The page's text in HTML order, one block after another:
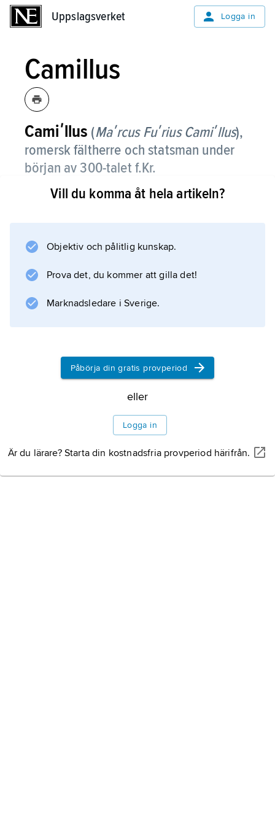
Uppslagsverket Logga in
Camillus
Camiʹllus (Maʹrcus Fuʹrius Camiʹllus),
romersk fältherre och statsman under
början av 300-talet f.Kr.
Källorna om C. är osäkra; beskrivningen av
396 och därefter Falerii. Han slog 389 tillbaka
av Rom 387/386 skapade C. en ny armé som
besegrade inkräktarna. Han var politiskt
konservativ men
Information om artikeln
Vill du komma åt hela artikeln?
Objektiv och pålitlig kunskap.
Prova det, du kommer att gilla det!
Marknadsledare i Sverige.
Påbörja din gratis provperiod
eller
Logga in
Är du lärare? Starta din kostnadsfria provperiod härifrån.